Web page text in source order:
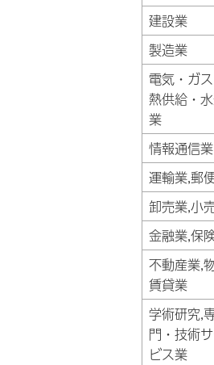
建設業
製造業
電気・ガス
熱供給・
業
情報通信業
運輸業,郵
卸売業,小
金融業,保
不動産業,
賃貸業
学術研究,
門・技術
ビス業